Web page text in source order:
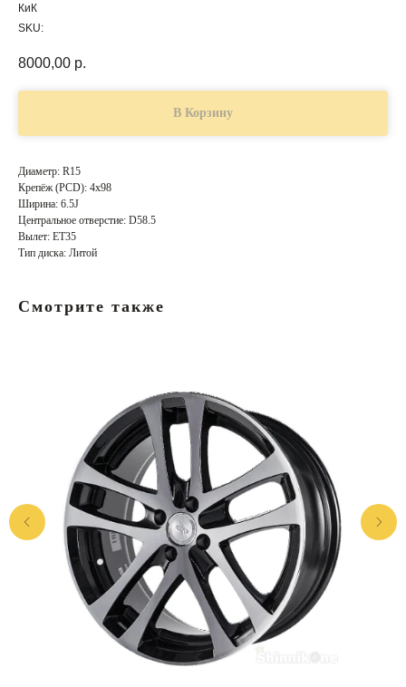
КиК
SKU:
8000,00 р.
В Корзину
Диаметр: R15
Крепёж (PCD): 4x98
Ширина: 6.5J
Центральное отверстие: D58.5
Вылет: ET35
Тип диска: Литой
Смотрите также